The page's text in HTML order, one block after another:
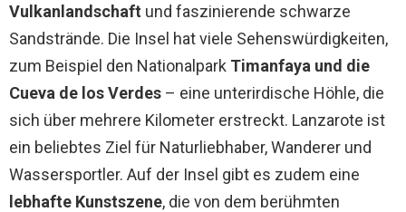
Vulkanlandschaft und faszinierende schwarze
Sandstrände. Die Insel hat viele Sehenswürdigkeiten,
zum Beispiel den Nationalpark Timanfaya und die
Cueva de los Verdes – eine unterirdische Höhle, die
sich über mehrere Kilometer erstreckt. Lanzarote ist
ein beliebtes Ziel für Naturliebhaber, Wanderer und
Wassersportler. Auf der Insel gibt es zudem eine
lebhafte Kunstszene, die von dem berühmten